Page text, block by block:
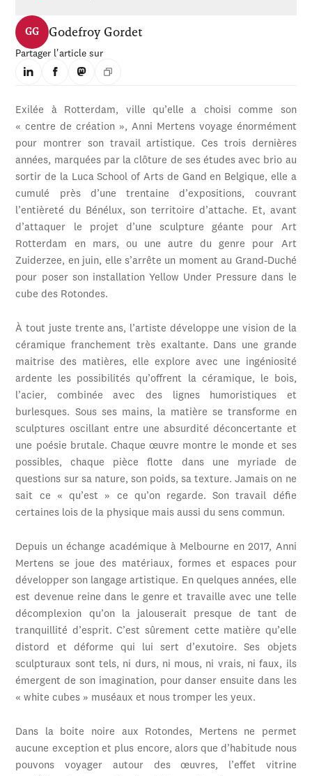
GG Godefroy Gordet
Partager l'article sur
Exilée à Rotterdam, ville qu’elle a choisi comme son
« centre de création », Anni Mertens voyage énormément
pour montrer son travail artistique. Ces trois dernières
années, marquées par la clôture de ses études avec brio au
sortir de la Luca School of Arts de Gand en Belgique, elle a
cumulé près d’une trentaine d’expositions, couvrant
l’entièreté du Bénélux, son territoire d’attache. Et, avant
d’attaquer le projet d’une sculpture géante pour Art
Rotterdam en mars, ou une autre du genre pour Art
Zuiderzee, en juin, elle s’arrête un moment au Grand-Duché
pour poser son installation Yellow Under Pressure dans le
cube des Rotondes.
À tout juste trente ans, l’artiste développe une vision de la
céramique franchement très exaltante. Dans une grande
maitrise des matières, elle explore avec une ingéniosité
ardente les possibilités qu’offrent la céramique, le bois,
l’acier, combinée avec des lignes humoristiques et
burlesques. Sous ses mains, la matière se transforme en
sculptures oscillant entre une absurdité déconcertante et
une poésie brutale. Chaque œuvre montre le monde et ses
possibles, chaque pièce flotte dans une myriade de
questions sur sa nature, son poids, sa texture. Jamais on ne
sait ce « qu’est » ce qu’on regarde. Son travail défie
certaines lois de la physique mais aussi du sens commun.
Depuis un échange académique à Melbourne en 2017, Anni
Mertens se joue des matériaux, formes et espaces pour
développer son langage artistique. En quelques années, elle
est devenue reine dans le genre et travaille avec une telle
décomplexion qu’on la jalouserait presque de tant de
tranquillité d’esprit. C’est sûrement cette matière qu’elle
distord et déforme qui lui sert d’exutoire. Ses objets
sculpturaux sont tels, ni durs, ni mous, ni vrais, ni faux, ils
émergent de son imagination, pour danser ensuite dans les
« white cubes » muséaux et nous tromper les yeux.
Dans la boite noire aux Rotondes, Mertens ne permet
aucune exception et plus encore, alors que d’habitude nous
pouvons voyager autour des œuvres, l’effet vitrine